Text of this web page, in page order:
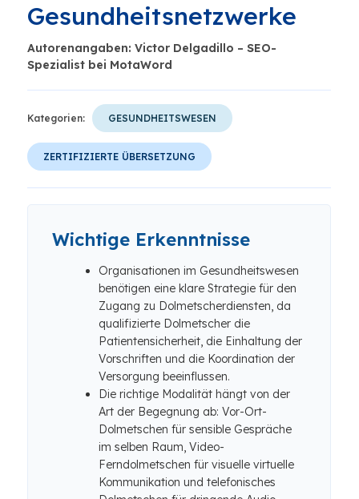
Gesundheitsnetzwerke
Autorenangaben: Victor Delgadillo – SEO-
Spezialist bei MotaWord
Kategorien: GESUNDHEITSWESEN
ZERTIFIZIERTE ÜBERSETZUNG
Wichtige Erkenntnisse
Organisationen im Gesundheitswesen
benötigen eine klare Strategie für den
Zugang zu Dolmetscherdiensten, da
qualifizierte Dolmetscher die
Patientensicherheit, die Einhaltung der
Vorschriften und die Koordination der
Versorgung beeinflussen.
Die richtige Modalität hängt von der
Art der Begegnung ab: Vor-Ort-
Dolmetschen für sensible Gespräche
im selben Raum, Video-
Ferndolmetschen für visuelle virtuelle
Kommunikation und telefonisches